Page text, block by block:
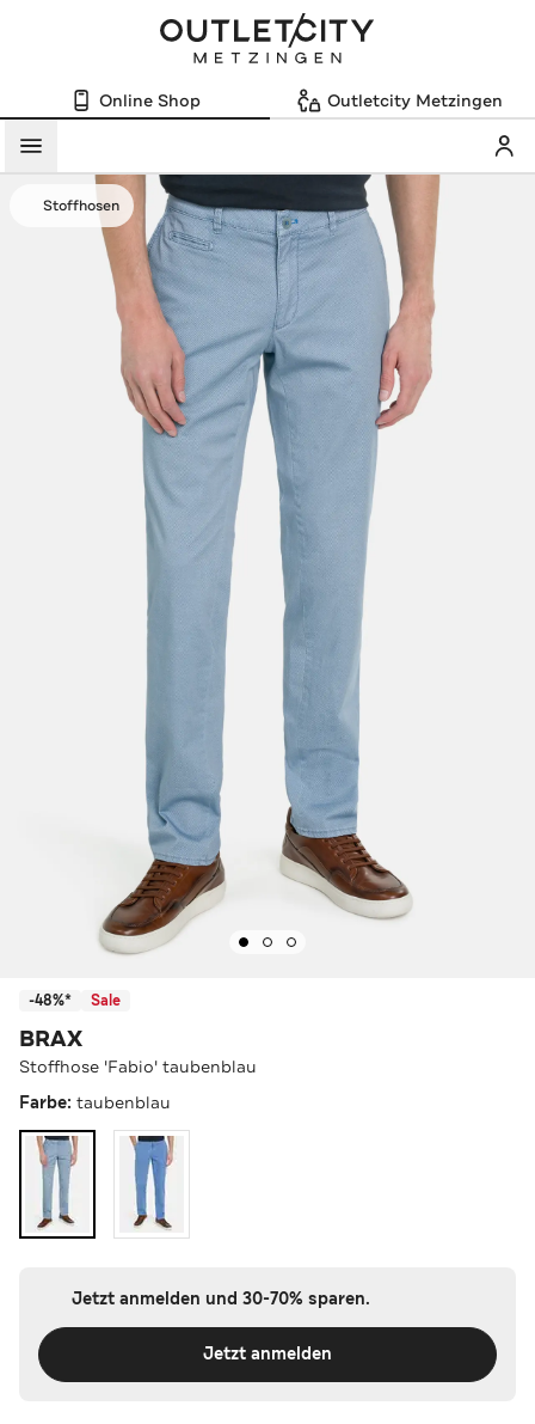
Online Shop Outletcity Metzingen
Menü
Stoffhosen
-48%* Sale
BRAX
Stoffhose 'Fabio' taubenblau
Farbe: taubenblau
Jetzt anmelden und 30-70% sparen.
Jetzt anmelden